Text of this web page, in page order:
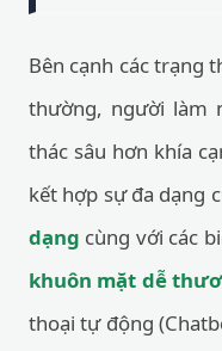
Bên cạnh các trạng
thường, người làm
thác sâu hơn khía
kết hợp sự đa dạng
dạng cùng với các
khuôn mặt dễ
thoại tự động